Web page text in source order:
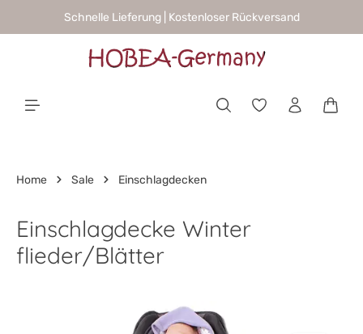
springenSchnelle Lieferung | Kostenloser Rückversand
Home Sale Einschlagdecken
Einschlagdecke Winter
flieder/Blätter
Bildergalerie überspringen